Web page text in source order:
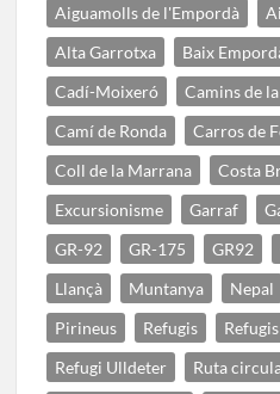
Aiguamolls de l'Empordà
Alta Garrotxa
Baix
Cadí-Moixeró
Camins de
Camí de Ronda
Carros de
Coll de la Marrana
Costa
Excursionisme
Garraf
GR-92
GR-175 GR92
Llançà
Muntanya Nepal
Pirineus
Refugis
Refugi Ulldeter
Ruta